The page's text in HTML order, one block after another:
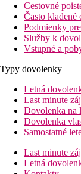
Dvojlôžková
TV/sat.
Wi-Fi
menšie
Ostatné typy
vyššie
Cestovné
Často kladené
Podmienky
Služby k
Vstupné a
Typy dovolenky
Letná
Last minute
Dovolenka na
Dovolenka
Samostatné
Last minute
Letná